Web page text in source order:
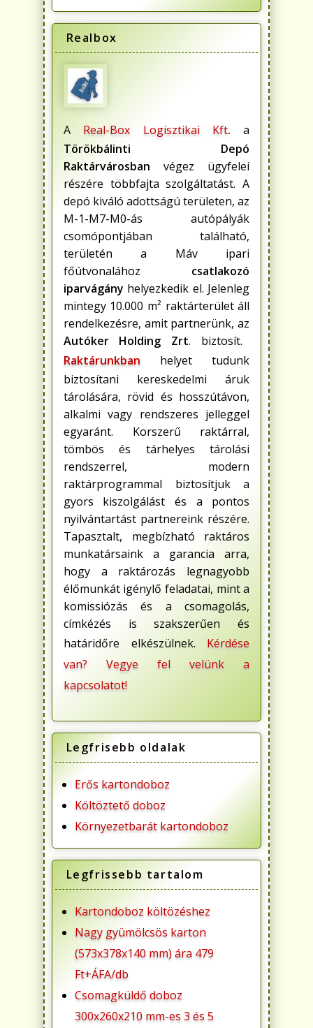
Realbox
A Real-Box Logisztikai Kft. a
Törökbálinti Depó
Raktárvárosban végez ügyfelei
részére többfajta szolgáltatást. A
depó kiváló adottságú területen, az
M-1-M7-M0-ás autópályák
csomópontjában található,
területén a Máv ipari
főútvonalához csatlakozó
iparvágány helyezkedik el. Jelenleg
mintegy 10.000 m² raktárterület áll
rendelkezésre, amit partnerünk, az
Autóker Holding Zrt. biztosít.
Raktárunkban helyet tudunk
biztosítani kereskedelmi áruk
tárolására, rövid és hosszútávon,
alkalmi vagy rendszeres jelleggel
egyaránt. Korszerű raktárral,
tömbös és tárhelyes tárolási
rendszerrel, modern
raktárprogrammal biztosítjuk a
gyors kiszolgálást és a pontos
nyilvántartást partnereink részére.
Tapasztalt, megbízható raktáros
munkatársaink a garancia arra,
hogy a raktározás legnagyobb
élőmunkát igénylő feladatai, mint a
komissiózás és a csomagolás,
címkézés is szakszerűen és
határidőre elkészülnek. Kérdése
van? Vegye fel velünk a
kapcsolatot!
Legfrisebb oldalak
Erős kartondoboz
Költöztető doboz
Környezetbarát kartondoboz
Legfrissebb tartalom
Kartondoboz költözéshez
Nagy gyümölcsös karton
(573x378x140 mm) ára 479
Ft+ÁFA/db
Csomagküldő doboz
300x260x210 mm-es 3 és 5